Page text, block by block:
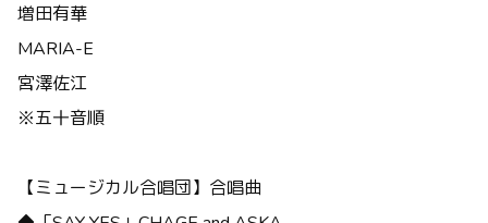
増田有華
MARIA-E
宮澤佐江
※五十音順
【ミュージカル合唱団】合唱曲